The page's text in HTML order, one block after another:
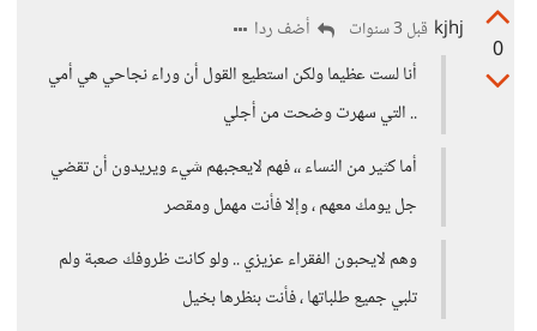
0
kjhj قبل 3 سنوات
أضف ردا
أنا لست عظيما ولكن استطيع القول أن وراء نجاحي هي أمي
.. التي سهرت وضحت من أجلي
أما كثير من النساء ،، فهم لايعجبهم شيء ويريدون أن تقضي
جل يومك معهم ، وإلا فأنت مهمل ومقصر
وهم لايحبون الفقراء عزيزي .. ولو كانت ظروفك صعبة ولم
تلبي جميع طلباتها ، فأنت بنظرها بخيل